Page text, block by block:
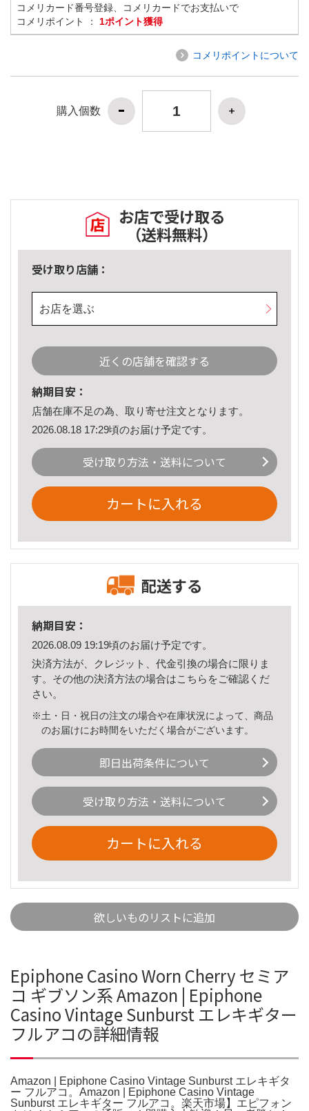
コメリカード番号登録、コメリカードでお支払いで
コメリポイント ： 1ポイント獲得
コメリポイントについて
購入個数
お店で受け取る
（送料無料）
受け取り店舗：
お店を選ぶ
近くの店舗を確認する
納期目安：
店舗在庫不足の為、取り寄せ注文となります。
2026.08.18 17:29頃のお届け予定です。
受け取り方法・送料について
カートに入れる
配送する
納期目安：
2026.08.09 19:19頃のお届け予定です。
決済方法が、クレジット、代金引換の場合に限りま
す。その他の決済方法の場合はこちら をご確認くだ
さい。
※土・日・祝日の注文の場合や在庫状況によって、商品
のお届けにお時間をいただく場合がございます。
即日出荷条件について
受け取り方法・送料について
カートに入れる
欲しいものリストに追加
Epiphone Casino Worn Cherry セミア
コ ギブソン系 Amazon | Epiphone
Casino Vintage Sunburst エレキギター
フルアコの詳細情報
Amazon | Epiphone Casino Vintage Sunburst エレキギタ
ー フルアコ。Amazon | Epiphone Casino Vintage
Sunburst エレキギター フルアコ。楽天市場】エピフォン